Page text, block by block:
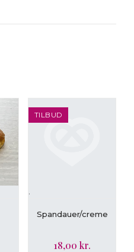
TILBUD
LÆG I KURV
.
Spandauer/creme
18,00 kr.